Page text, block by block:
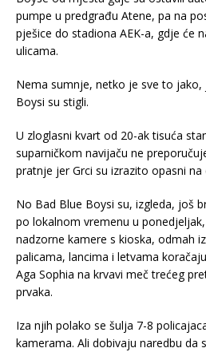
pumpe u predgrađu Atene, pa na
pješice do stadiona AEK-a, gdje će
ulicama.
Nema sumnje, netko je sve to
Boysi su stigli.
U zloglasni kvart od 20-ak tisuća
suparničkom navijaču ne
pratnje jer Grci su izrazito opasni
No Bad Blue Boysi su, izgleda, još
po lokalnom vremenu u
nadzorne kamere s kioska, odmah
palicama, lancima i letvama
Aga Sophia na krvavi meč trećeg
prvaka.
Iza njih polako se šulja 7-8
kamerama. Ali dobivaju naredbu da